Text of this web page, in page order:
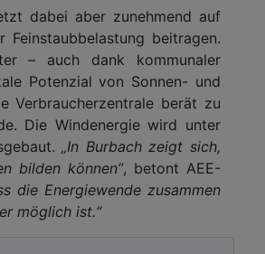
dabei aber zunehmend auf
beitragen.
– auch dank kommunaler
Potenzial von Sonnen- und
Verbraucherzentrale berät zu
Die Windenergie wird unter
„In Burbach zeigt sich,
bilden können”, betont AEE-
die Energiewende zusammen
möglich ist.“